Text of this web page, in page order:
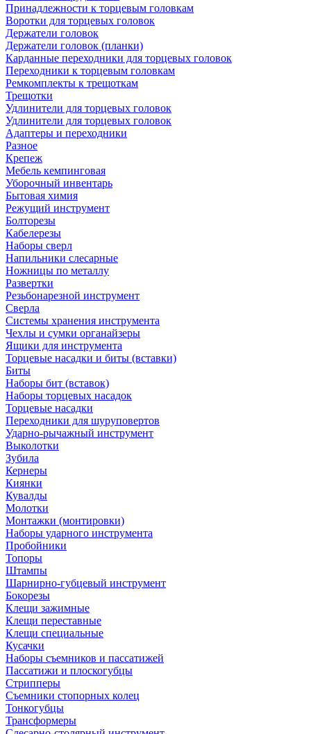
Принадлежности к торцевым головкам
Воротки для торцевых головок
Держатели головок
Держатели головок (планки)
Карданные переходники для торцевых головок
Переходники к торцевым головкам
Ремкомплекты к трещоткам
Трещотки
Удлинители для торцевых головок
Удлинители для торцевых головок
Адаптеры и переходники
Разное
Крепеж
Мебель кемпинговая
Уборочный инвентарь
Бытовая химия
Режущий инструмент
Болторезы
Кабелерезы
Наборы сверл
Напильники слесарные
Ножницы по металлу
Развертки
Резьбонарезной инструмент
Сверла
Системы хранения инструмента
Чехлы и сумки органайзеры
Ящики для инструмента
Торцевые насадки и биты (вставки)
Биты
Наборы бит (вставок)
Наборы торцевых насадок
Торцевые насадки
Переходники для шуруповертов
Ударно-рычажный инструмент
Выколотки
Зубила
Кернеры
Киянки
Кувалды
Молотки
Монтажки (монтировки)
Наборы ударного инструмента
Пробойники
Топоры
Штампы
Шарнирно-губцевый инструмент
Бокорезы
Клещи зажимные
Клещи переставные
Клещи специальные
Кусачки
Наборы съемников и пассатижей
Пассатижи и плоскогубцы
Стрипперы
Съемники стопорных колец
Тонкогубцы
Трансформеры